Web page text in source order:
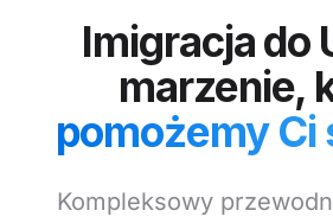
Imigracja do
marzenie,
pomożemy Ci
Kompleksowy